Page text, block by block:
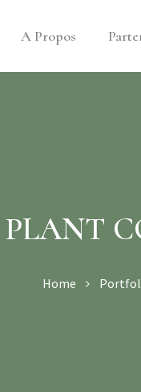
A Propos
PLANT
Home